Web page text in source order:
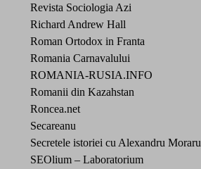
Revista Sociologia Azi
Richard Andrew Hall
Roman Ortodox in Franta
Romania Carnavalului
ROMANIA-RUSIA.INFO
Romanii din Kazahstan
Roncea.net
Secareanu
Secretele istoriei cu Alexandru Moraru
SEOlium – Laboratorium